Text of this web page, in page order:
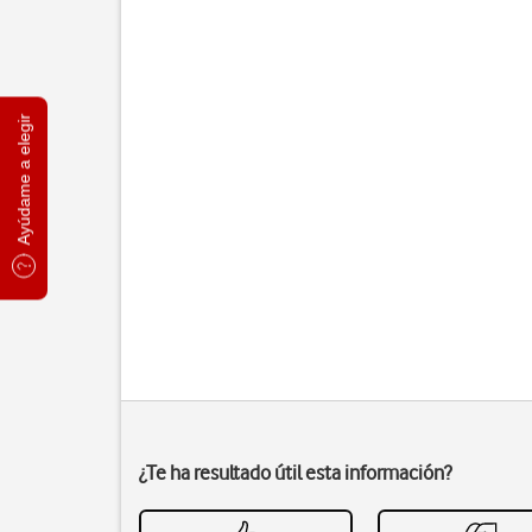
Ayúdame a elegir
¿Te ha resultado útil esta información?